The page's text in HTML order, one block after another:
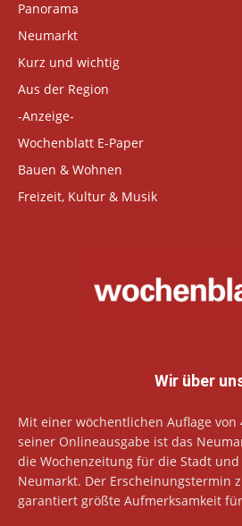
Panorama
Neumarkt
Kurz und wichtig
Aus der Region
-Anzeige-
Wochenblatt E-Paper
Bauen & Wohnen
Freizeit, Kultur & Musik
Wir über
Mit einer wöchentlichen Auflage von
seiner Onlineausgabe ist das
die Wochenzeitung für die Stadt
Neumarkt. Der Erscheinungstermin
garantiert größte Aufmerksamkeit